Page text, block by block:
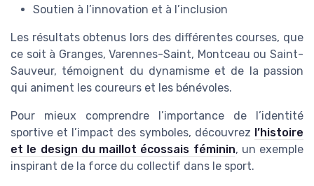
Soutien à l’innovation et à l’inclusion
Les résultats obtenus lors des différentes courses, que
ce soit à Granges, Varennes-Saint, Montceau ou Saint-
Sauveur, témoignent du dynamisme et de la passion
qui animent les coureurs et les bénévoles.
Pour mieux comprendre l’importance de l’identité
sportive et l’impact des symboles, découvrez l’histoire
et le design du maillot écossais féminin, un exemple
inspirant de la force du collectif dans le sport.